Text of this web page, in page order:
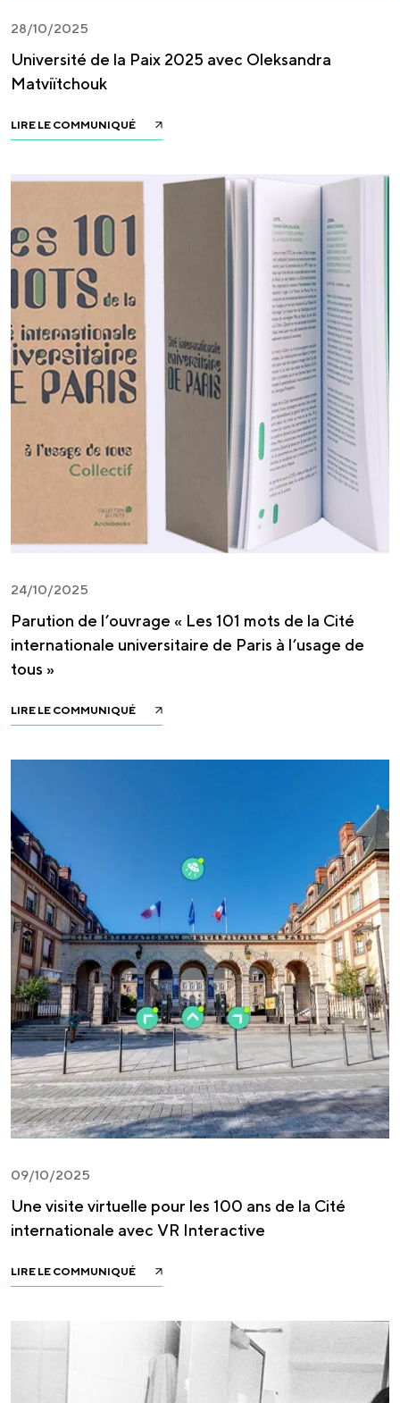
28/10/2025
Université de la Paix 2025 avec Oleksandra
Matviïtchouk
LIRE LE COMMUNIQUÉ
24/10/2025
Parution de l’ouvrage « Les 101 mots de la Cité
internationale universitaire de Paris à l’usage de
tous »
LIRE LE COMMUNIQUÉ
09/10/2025
Une visite virtuelle pour les 100 ans de la Cité
internationale avec VR Interactive
LIRE LE COMMUNIQUÉ